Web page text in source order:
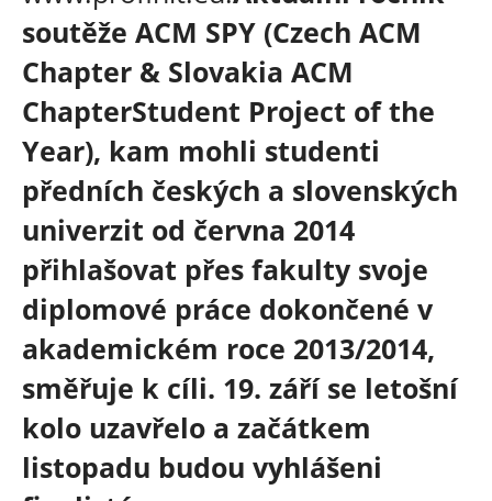
soutěže ACM SPY (Czech ACM
Chapter & Slovakia ACM
ChapterStudent Project of the
Year), kam mohli studenti
předních českých a slovenských
univerzit od června 2014
přihlašovat přes fakulty svoje
diplomové práce dokončené v
akademickém roce 2013/2014,
směřuje k cíli. 19. září se letošní
kolo uzavřelo a začátkem
listopadu budou vyhlášeni